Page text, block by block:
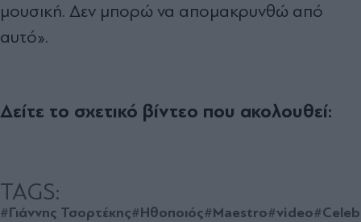
μουσική. Δεν μπορώ να απομακρυνθώ από
αυτό».
Δείτε το σχετικό βίντεο που ακολουθεί:
TAGS:
#Γιάννης Τσορτέκης#Ηθοποιός#Maestro#video